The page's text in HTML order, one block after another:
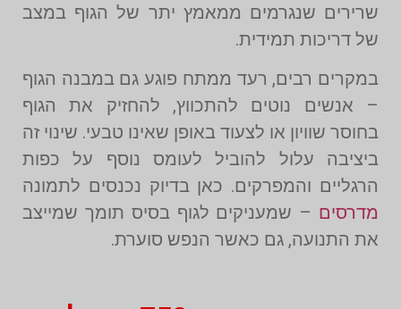
שרירים שנגרמים ממאמץ יתר של הגוף במצב
של דריכות תמידית.
במקרים רבים, רעד ממתח פוגע גם במבנה הגוף
– אנשים נוטים להתכווץ, להחזיק את הגוף
בחוסר שוויון או לצעוד באופן שאינו טבעי. שינוי זה
ביציבה עלול להוביל לעומס נוסף על כפות
הרגליים והמפרקים. כאן בדיוק נכנסים לתמונה
מדרסים – שמעניקים לגוף בסיס תומך שמייצב
את התנועה, גם כאשר הנפש סוערת.